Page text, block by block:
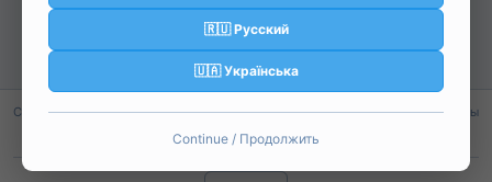
Регистрация
Активность Вчера в 09:00
Сообщения Реакции
0
Баллы
🇷🇺 Русский
🇺🇦 Українська
Continue / Продолжить